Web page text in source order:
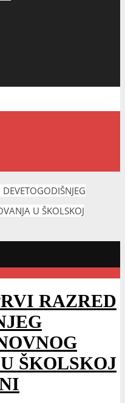
U ŠKOLSKOJ
RAZRED
ŠKOLSKOJ